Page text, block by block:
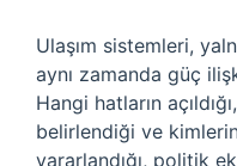
Ulaşım sistemleri,
aynı zamanda güç
Hangi hatların
belirlendiği ve
yararlandığı, politik